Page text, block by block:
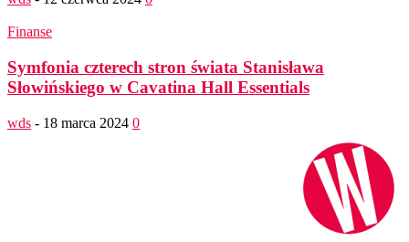
Finanse
Symfonia czterech stron świata Stanisława
Słowińskiego w Cavatina Hall Essentials
wds - 18 marca 2024 0